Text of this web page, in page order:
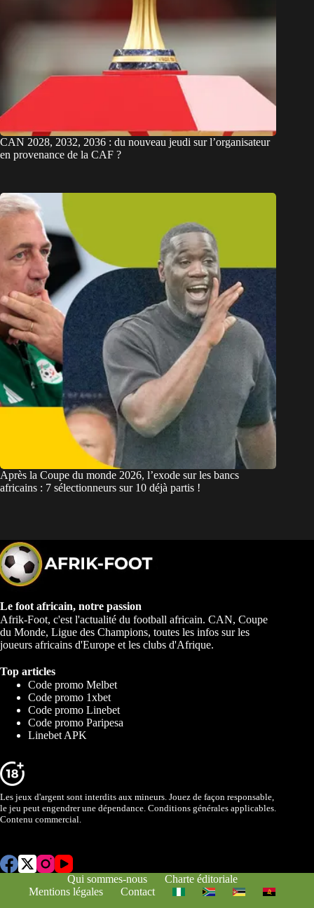
CAN 2028, 2032, 2036 : du nouveau jeudi sur l’organisateur
en provenance de la CAF ?
Après la Coupe du monde 2026, l’exode sur les bancs
africains : 7 sélectionneurs sur 10 déjà partis !
Le foot africain, notre passion
Afrik-Foot, c'est l'actualité du football africain. CAN, Coupe
du Monde, Ligue des Champions, toutes les infos sur les
joueurs africains d'Europe et les clubs d'Afrique.
Top articles
Code promo Melbet
Code promo 1xbet
Code promo Linebet
Code promo Paripesa
Linebet APK
Les jeux d'argent sont interdits aux mineurs. Jouez de façon responsable,
le jeu peut engendrer une dépendance. Conditions générales applicables.
Contenu commercial.
Qui sommes-nous
Charte éditoriale
Mentions légales
Contact